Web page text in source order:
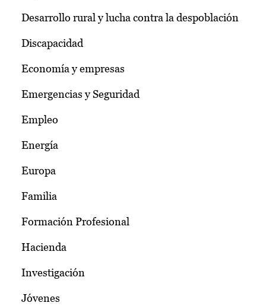
Desarrollo rural y lucha contra la despoblación
Discapacidad
Economía y empresas
Emergencias y Seguridad
Empleo
Energía
Europa
Familia
Formación Profesional
Hacienda
Investigación
Jóvenes